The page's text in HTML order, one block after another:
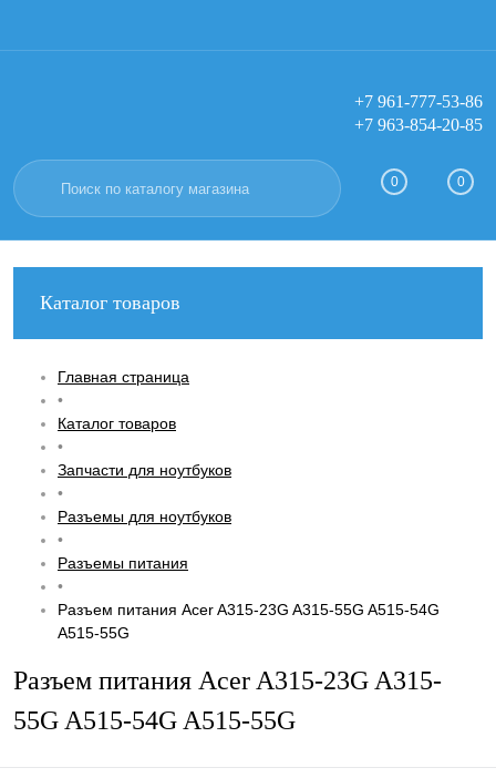
Вход Регистрация
+7 961-777-53-86
+7 963-854-20-85
0 0
Каталог товаров
Главная страница
•
Каталог товаров
•
Запчасти для ноутбуков
•
Разъемы для ноутбуков
•
Разъемы питания
•
Разъем питания Acer A315-23G A315-55G A515-54G
A515-55G
Разъем питания Acer A315-23G A315-
55G A515-54G A515-55G